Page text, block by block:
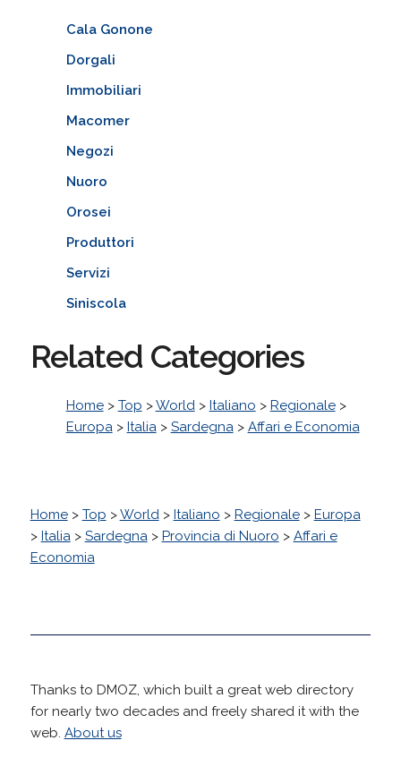
Cala Gonone
Dorgali
Immobiliari
Macomer
Negozi
Nuoro
Orosei
Produttori
Servizi
Siniscola
Related Categories
Home> Top >World> Italiano > Regionale>
Europa> Italia> Sardegna> Affari e Economia
Home> Top >World> Italiano > Regionale> Europa
> Italia> Sardegna> Provincia di Nuoro > Affari e
Economia
Thanks to DMOZ, which built a great web directory
for nearly two decades and freely shared it with the
web. About us